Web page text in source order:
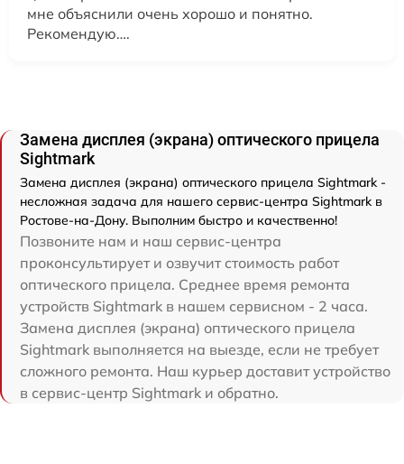
мне объяснили очень хорошо и понятно.
Рекомендую….
Замена дисплея (экрана) оптического прицела
Sightmark
Замена дисплея (экрана) оптического прицела Sightmark -
несложная задача для нашего сервис-центра Sightmark в
Ростове-на-Дону. Выполним быстро и качественно!
Позвоните нам и наш сервис-центра
проконсультирует и озвучит стоимость работ
оптического прицела. Среднее время ремонта
устройств Sightmark в нашем сервисном - 2 часа.
Замена дисплея (экрана) оптического прицела
Sightmark выполняется на выезде, если не требует
сложного ремонта. Наш курьер доставит устройство
в сервис-центр Sightmark и обратно.